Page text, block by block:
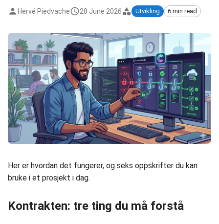
Hervé Piedvache 28 June 2026 Utvikling 6 min read
Her er hvordan det fungerer, og seks oppskrifter du kan
bruke i et prosjekt i dag.
Kontrakten: tre ting du må forstå